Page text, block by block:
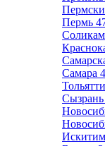
Пермь
Самара
Тольятти
Сызрань
Искитим